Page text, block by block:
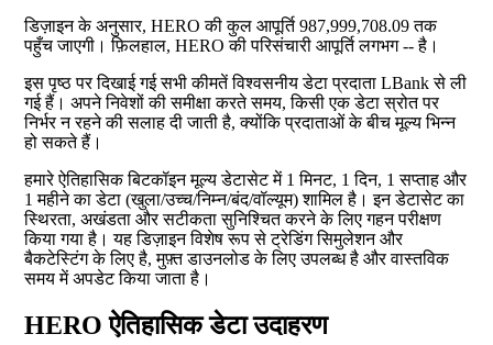
डिज़ाइन के अनुसार, HERO की कुल आपूर्ति 987,999,708.09 तक
पहुँच जाएगी। फ़िलहाल, HERO की परिसंचारी आपूर्ति लगभग -- है।
इस पृष्ठ पर दिखाई गई सभी कीमतें विश्वसनीय डेटा प्रदाता LBank से ली
गई हैं। अपने निवेशों की समीक्षा करते समय, किसी एक डेटा स्रोत पर
निर्भर न रहने की सलाह दी जाती है, क्योंकि प्रदाताओं के बीच मूल्य भिन्न
हो सकते हैं।
हमारे ऐतिहासिक बिटकॉइन मूल्य डेटासेट में 1 मिनट, 1 दिन, 1 सप्ताह और
1 महीने का डेटा (खुला/उच्च/निम्न/बंद/वॉल्यूम) शामिल है। इन डेटासेट का
स्थिरता, अखंडता और सटीकता सुनिश्चित करने के लिए गहन परीक्षण
किया गया है। यह डिज़ाइन विशेष रूप से ट्रेडिंग सिमुलेशन और
बैकटेस्टिंग के लिए है, मुफ़्त डाउनलोड के लिए उपलब्ध है और वास्तविक
समय में अपडेट किया जाता है।
HERO ऐतिहासिक डेटा उदाहरण